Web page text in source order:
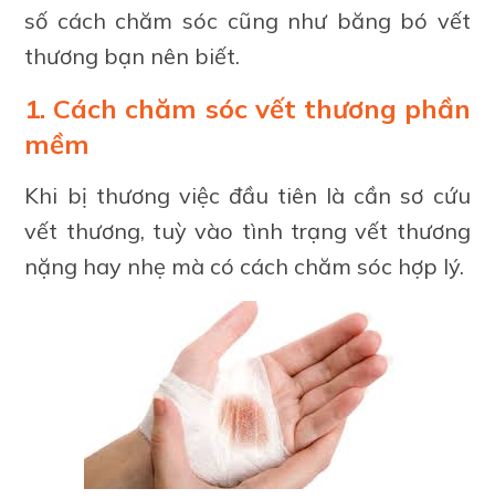
số cách chăm sóc cũng như băng bó vết
thương bạn nên biết.
1. Cách chăm sóc vết thương phần
mềm
Khi bị thương việc đầu tiên là cần sơ cứu
vết thương, tuỳ vào tình trạng vết thương
nặng hay nhẹ mà có cách chăm sóc hợp lý.